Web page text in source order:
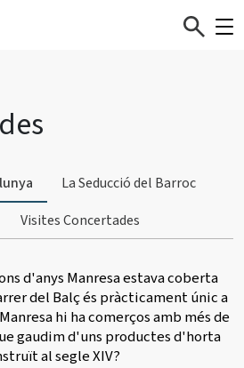
La Seducció del Barroc
Visites Concertades
d'anys Manresa estava coberta
del Balç és pràcticament únic a
hi ha comerços amb més de
gaudim d'uns productes d'horta
al segle XIV?